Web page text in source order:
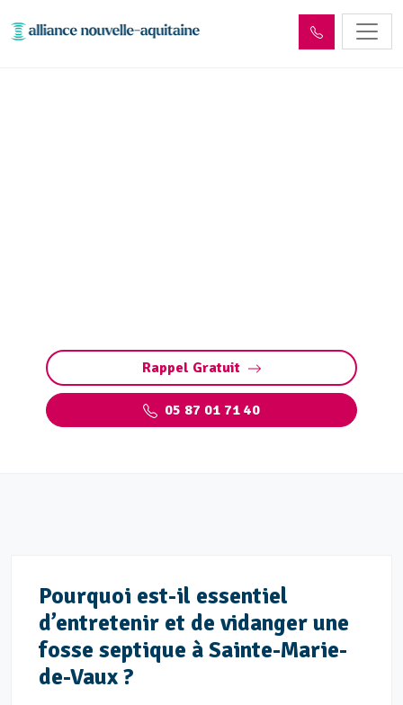
Rappel Gratuit
05 87 01 71 40
Pourquoi est-il essentiel
d’entretenir et de vidanger une
fosse septique à Sainte-Marie-
de-Vaux ?